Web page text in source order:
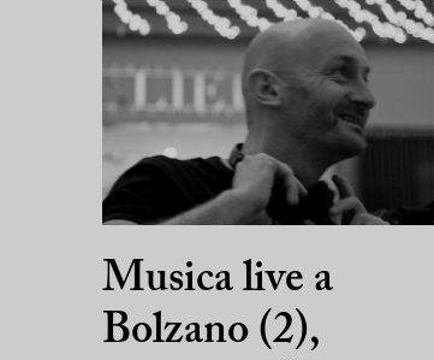
Musica live a
Bolzano (2),